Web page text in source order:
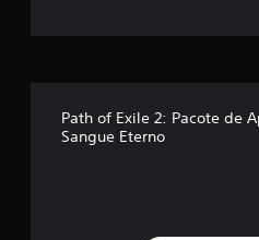
Path of Exile 2: Pacote de
Sangue Eterno